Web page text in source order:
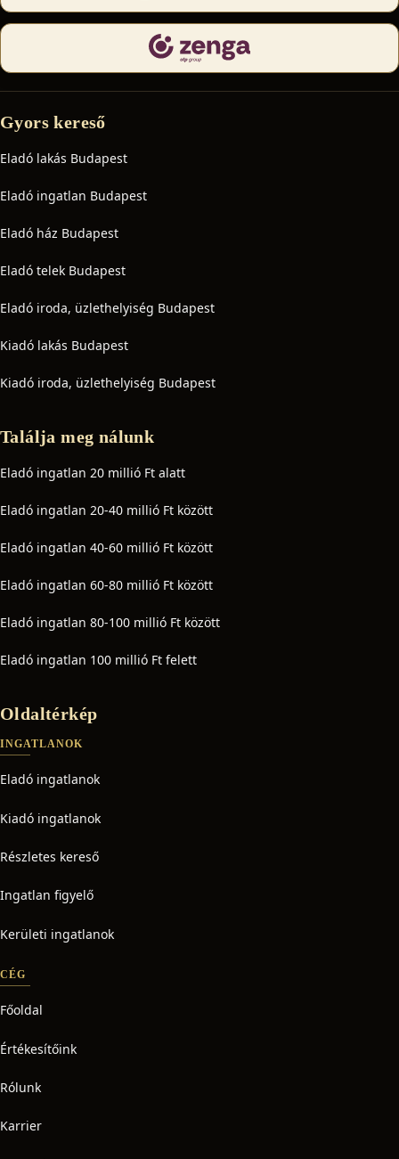
Gyors kereső
Eladó lakás Budapest
Eladó ingatlan Budapest
Eladó ház Budapest
Eladó telek Budapest
Eladó iroda, üzlethelyiség Budapest
Kiadó lakás Budapest
Kiadó iroda, üzlethelyiség Budapest
Találja meg nálunk
Eladó ingatlan 20 millió Ft alatt
Eladó ingatlan 20-40 millió Ft között
Eladó ingatlan 40-60 millió Ft között
Eladó ingatlan 60-80 millió Ft között
Eladó ingatlan 80-100 millió Ft között
Eladó ingatlan 100 millió Ft felett
Oldaltérkép
INGATLANOK
Eladó ingatlanok
Kiadó ingatlanok
Részletes kereső
Ingatlan figyelő
Kerületi ingatlanok
CÉG
Főoldal
Értékesítőink
Rólunk
Karrier